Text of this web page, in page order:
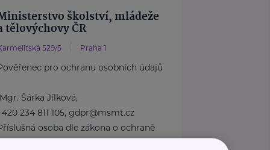
školství, mládeže
tělovýchovy ČR
529/5 Praha 1
pro ochranu osobních údajů
Mgr. Šárka Jílková,
234 811 105, gdpr@msmt.cz
osoba dle zákona o ochraně